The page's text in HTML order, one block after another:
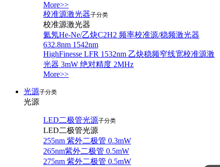
More>>
校准源激光器子分类
校准源激光器
氦氖He-Ne/乙炔C2H2 频率校准源/稳频激光器
632.8nm 1542nm
HighFinesse LFR 1532nm 乙炔稳频窄线宽校准源激
光器 3mW 绝对精度 2MHz
More>>
光源子分类
光源
LED二极管光源子分类
LED二极管光源
255nm 紫外二极管 0.3mW
265nm紫外二极管 0.5mW
275nm 紫外二极管 0.5mW